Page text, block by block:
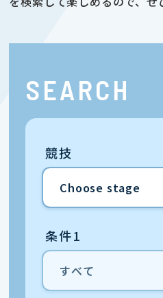
SEARCH
競技
条件1